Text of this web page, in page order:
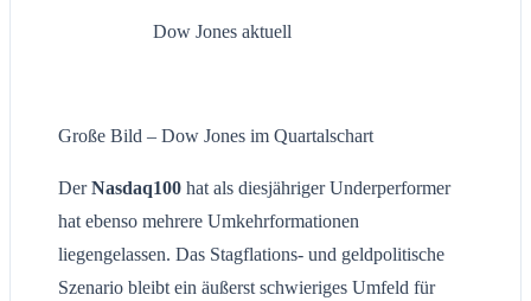
Dow Jones aktuell
Große Bild – Dow Jones im Quartalschart
DerNasdaq100 hat als diesjähriger Underperformer
hat ebenso mehrere Umkehrformationen
liegengelassen. Das Stagflations- und geldpolitische
Szenario bleibt ein äußerst schwieriges Umfeld für